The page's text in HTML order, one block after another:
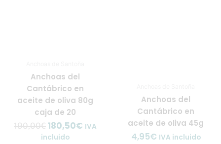
Anchoas del
Cantábrico en
aceite de oliva 80g
caja de 20
190,00€ 180,50€ IVA
incluido
Anchoas del
Cantábrico en
aceite de oliva 45g
4,95€ IVA incluido